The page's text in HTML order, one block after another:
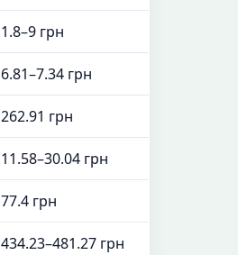
1.8–9 грн
6.81–7.34 грн
262.91 грн
11.58–30.04 грн
77.4 грн
434.23–481.27 грн